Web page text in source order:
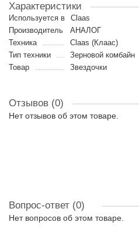
Характеристики
Используется в
Claas
Производитель
АНАЛОГ
Техника
Claas (Клаас)
Тип техники
Зерновой комбайн
Товар
Звездочки
Отзывов (0)
Нет отзывов об этом товаре.
Вопрос-ответ (0)
Нет вопросов об этом товаре.